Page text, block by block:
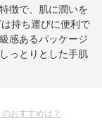
徴で、肌に潤いを
持ち運びに便利で
感あるパッケージ
っとりとした手肌
おすすめは？